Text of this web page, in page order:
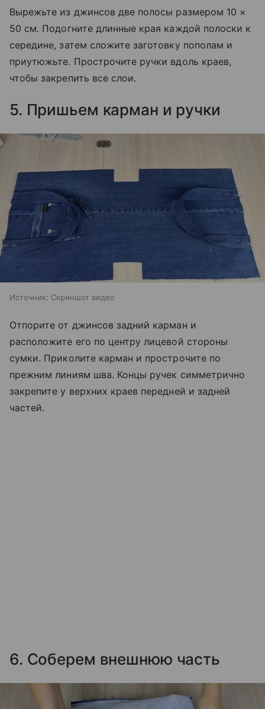
Вырежьте из джинсов две полосы размером 10 ×
50 см. Подогните длинные края каждой полоски к
середине, затем сложите заготовку пополам и
приутюжьте. Прострочите ручки вдоль краев,
чтобы закрепить все слои.
5. Пришьем карман и ручки
Источник: Скриншот видео
Отпорите от джинсов задний карман и
расположите его по центру лицевой стороны
сумки. Приколите карман и прострочите по
прежним линиям шва. Концы ручек симметрично
закрепите у верхних краев передней и задней
частей.
6. Соберем внешнюю часть